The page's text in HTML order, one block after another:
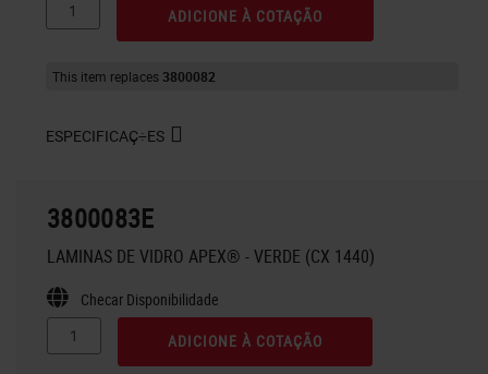
ADICIONE À COTAÇÃO
This item replaces3800082
ESPECIFICAÇ÷ES
3800083E
LAMINAS DE VIDRO APEX® - VERDE (CX 1440)
Checar Disponibilidade
ADICIONE À COTAÇÃO